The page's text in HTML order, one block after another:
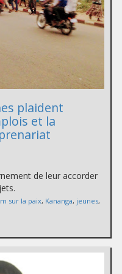
plaident
et la
de leur accorder
sur la paix, Kananga, jeunes,